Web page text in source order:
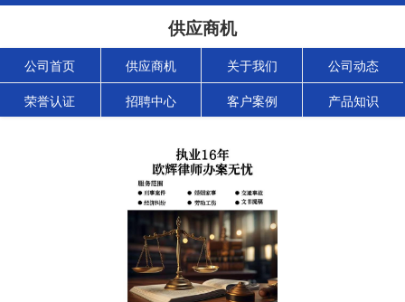
供应商机
公司首页 供应商机 关于我们 公司动态
荣誉认证 招聘中心 客户案例 产品知识